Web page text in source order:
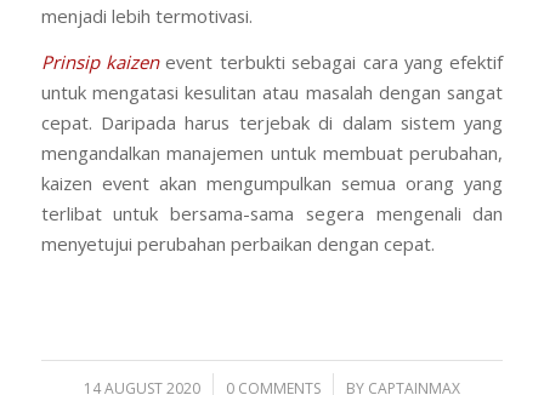
menjadi lebih termotivasi.
Prinsip kaizenevent terbukti sebagai cara yang efektif
untuk mengatasi kesulitan atau masalah dengan sangat
cepat. Daripada harus terjebak di dalam sistem yang
mengandalkan manajemen untuk membuat perubahan,
kaizen event akan mengumpulkan semua orang yang
terlibat untuk bersama-sama segera mengenali dan
menyetujui perubahan perbaikan dengan cepat.
14 AUGUST 2020
/ 0 COMMENTS
/ BY CAPTAINMAX